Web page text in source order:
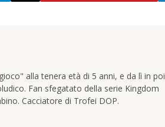
alla tenera età di 5 anni, e da lì in poi
Fan sfegatato della serie Kingdom
Cacciatore di Trofei DOP.